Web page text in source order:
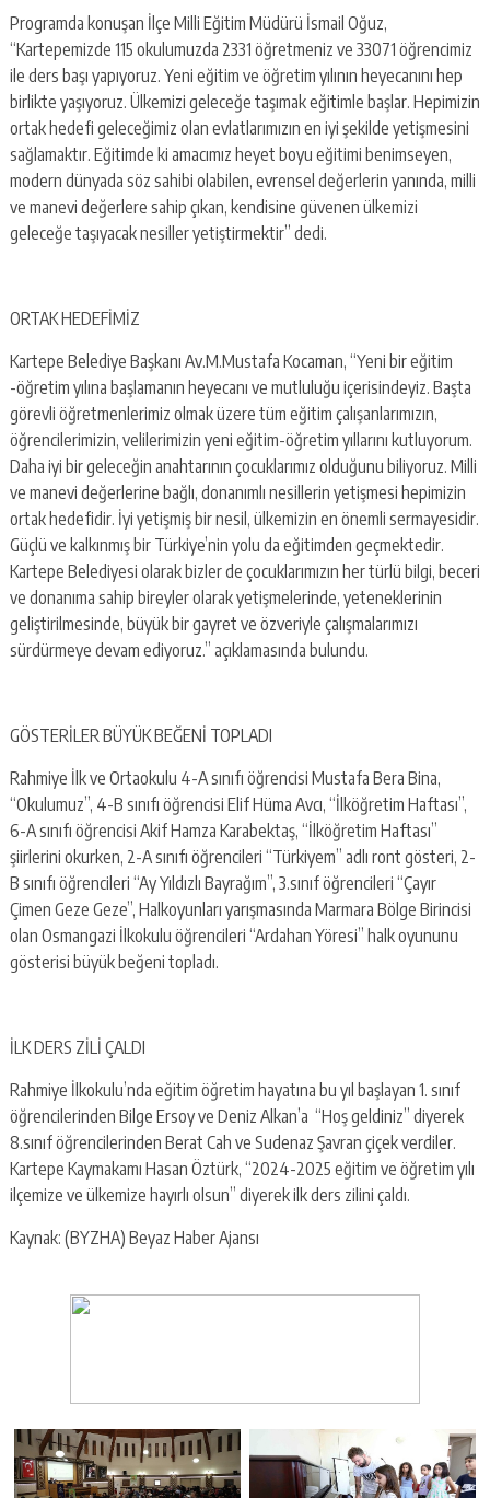
Programda konuşan İlçe Milli Eğitim Müdürü İsmail Oğuz,
“Kartepemizde 115 okulumuzda 2331 öğretmeniz ve 33071 öğrencimiz
ile ders başı yapıyoruz. Yeni eğitim ve öğretim yılının heyecanını hep
birlikte yaşıyoruz. Ülkemizi geleceğe taşımak eğitimle başlar. Hepimizin
ortak hedefi geleceğimiz olan evlatlarımızın en iyi şekilde yetişmesini
sağlamaktır. Eğitimde ki amacımız heyet boyu eğitimi benimseyen,
modern dünyada söz sahibi olabilen, evrensel değerlerin yanında, milli
ve manevi değerlere sahip çıkan, kendisine güvenen ülkemizi
geleceğe taşıyacak nesiller yetiştirmektir” dedi.
ORTAK HEDEFİMİZ
Kartepe Belediye Başkanı Av.M.Mustafa Kocaman, “Yeni bir eğitim
-öğretim yılına başlamanın heyecanı ve mutluluğu içerisindeyiz. Başta
görevli öğretmenlerimiz olmak üzere tüm eğitim çalışanlarımızın,
öğrencilerimizin, velilerimizin yeni eğitim-öğretim yıllarını kutluyorum.
Daha iyi bir geleceğin anahtarının çocuklarımız olduğunu biliyoruz. Milli
ve manevi değerlerine bağlı, donanımlı nesillerin yetişmesi hepimizin
ortak hedefidir. İyi yetişmiş bir nesil, ülkemizin en önemli sermayesidir.
Güçlü ve kalkınmış bir Türkiye’nin yolu da eğitimden geçmektedir.
Kartepe Belediyesi olarak bizler de çocuklarımızın her türlü bilgi, beceri
ve donanıma sahip bireyler olarak yetişmelerinde, yeteneklerinin
geliştirilmesinde, büyük bir gayret ve özveriyle çalışmalarımızı
sürdürmeye devam ediyoruz.” açıklamasında bulundu.
GÖSTERİLER BÜYÜK BEĞENİ TOPLADI
Rahmiye İlk ve Ortaokulu 4-A sınıfı öğrencisi Mustafa Bera Bina,
“Okulumuz”, 4-B sınıfı öğrencisi Elif Hüma Avcı, “İlköğretim Haftası”,
6-A sınıfı öğrencisi Akif Hamza Karabektaş, “İlköğretim Haftası”
şiirlerini okurken, 2-A sınıfı öğrencileri “Türkiyem” adlı ront gösteri, 2-
B sınıfı öğrencileri “Ay Yıldızlı Bayrağım”, 3.sınıf öğrencileri “Çayır
Çimen Geze Geze”, Halkoyunları yarışmasında Marmara Bölge Birincisi
olan Osmangazi İlkokulu öğrencileri “Ardahan Yöresi” halk oyununu
gösterisi büyük beğeni topladı.
İLK DERS ZİLİ ÇALDI
Rahmiye İlkokulu’nda eğitim öğretim hayatına bu yıl başlayan 1. sınıf
öğrencilerinden Bilge Ersoy ve Deniz Alkan’a “Hoş geldiniz” diyerek
8.sınıf öğrencilerinden Berat Cah ve Sudenaz Şavran çiçek verdiler.
Kartepe Kaymakamı Hasan Öztürk, “2024-2025 eğitim ve öğretim yılı
ilçemize ve ülkemize hayırlı olsun” diyerek ilk ders zilini çaldı.
Kaynak: (BYZHA) Beyaz Haber Ajansı